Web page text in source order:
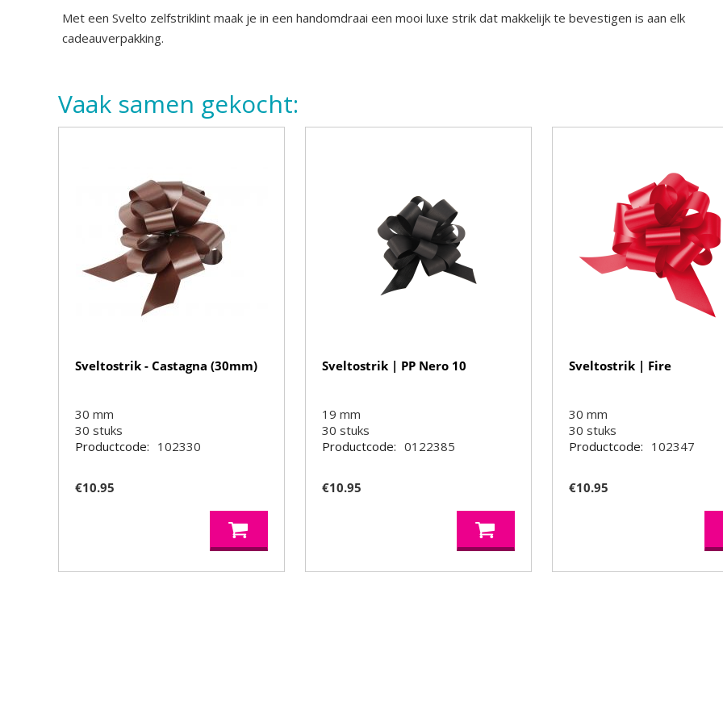
Met een Svelto zelfstriklint maak je in een handomdraai een mooi luxe strik dat makkelijk te bevestigen is aan elk
cadeauverpakking.
Vaak samen gekocht:
Sveltostrik - Castagna (30mm)
30 mm
30 stuks
Productcode: 102330
€10.95
Sveltostrik | PP Nero 10
19 mm
30stuks
Productcode: 0122385
€10.95
Sveltostrik | Fire
30 mm
30stuks
Productcode: 102347
€10.95